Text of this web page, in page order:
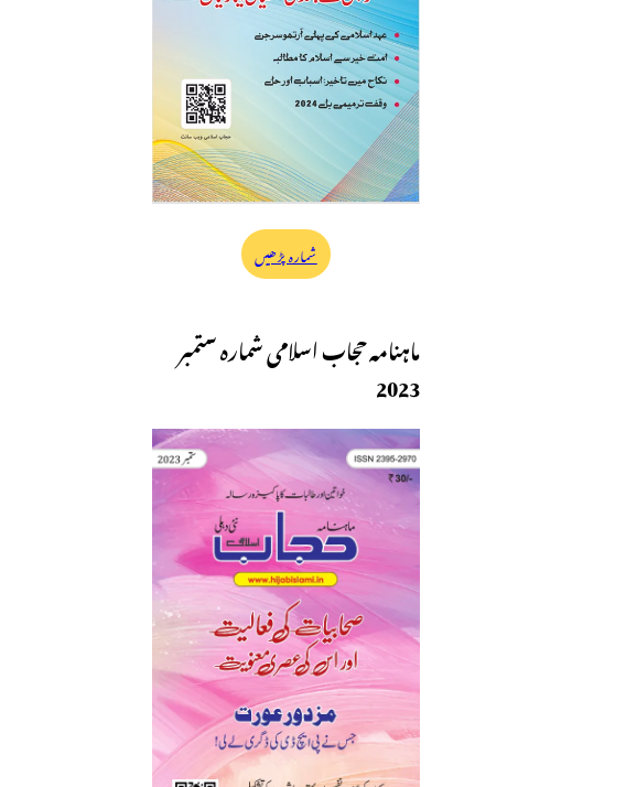
شمارہ پڑھیں
ماہنامہ حجاب اسلامی شمارہ ستمبر
2023